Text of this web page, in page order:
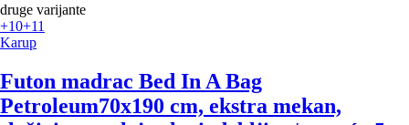
druge varijante
+10+11
Karup
Futon madrac Bed In A Bag
Petroleum70x190 cm, ekstra mekan,